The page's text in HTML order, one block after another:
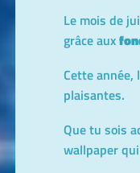
Le mois de
grâce aux
Cette
plaisantes.
Que tu sois
wallpaper